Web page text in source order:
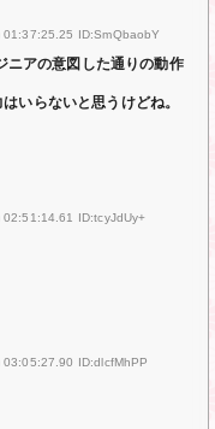
ID:SmQbaobY
ニアの意図した通りの動作
いらないと思うけどね。
ID:tcyJdUy+
ID:dlcfMhPP